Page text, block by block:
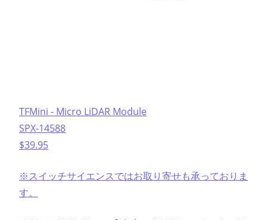
TFMini - Micro LiDAR Module
SPX-14588
$39.95
※スイッチサイエンスではお取り寄せも承っておりま
す。